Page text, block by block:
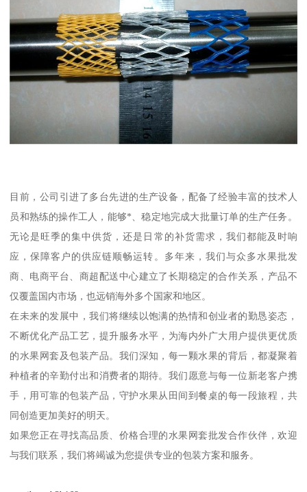
目前，公司引进了多台先进的生产设备，配备了经验丰富的技术人
员和熟练的操作工人，能够*、稳定地完成大批量订单的生产任务。
无论是旺季的集中供货，还是日常的补货需求，我们都能及时响
应，保障客户的供应链顺畅运转。多年来，我们与众多水果批发
商、电商平台、商超配送中心建立了长期稳定的合作关系，产品不
仅覆盖国内市场，也远销海外多个国家和地区。
在未来的发展中，我们将继续以饱满的热情和创业者的勤恳姿态，
不断优化产品工艺，提升服务水平，为海内外广大用户提供更优质
的水果网套及包装产品。我们深知，每一颗水果的背后，都凝聚着
种植者的辛勤付出和消费者的期待。我们愿意与每一位新老客户携
手，用可靠的包装产品，守护水果从田间到餐桌的每一段旅程，共
同创造更加美好的明天。
如果您正在寻找高品质、价格合理的水果网套批发合作伙伴，欢迎
与我们联系，我们将竭诚为您提供专业的包装方案和服务。